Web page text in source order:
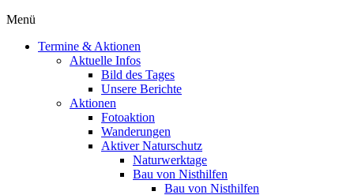
Menü
Termine & Aktionen
Aktuelle Infos
Bild des Tages
Unsere Berichte
Aktionen
Fotoaktion
Wanderungen
Aktiver Naturschutz
Naturwerktage
Bau von Nisthilfen
Bau von Nisthilfen